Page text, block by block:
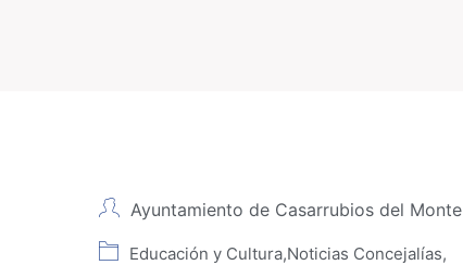
Ayuntamiento de Casarrubios del Monte
Educación y Cultura,Noticias Concejalías,